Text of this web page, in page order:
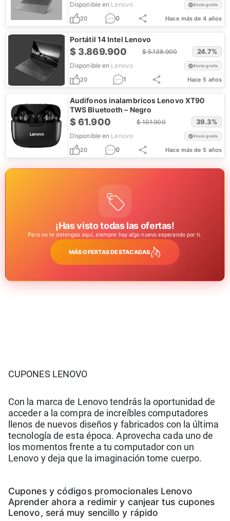
Disponible en Lenovo Envío gratis
20 0 Hace más de 4 años
Portátil 14 Intel Lenovo
$ 3.869.900 $5.138.900 24.7%
Disponible en Lenovo Envío gratis
20 1 Hace 5 años
Audifonos inalambricos Lenovo XT90
TWS Bluetooth – Negro
$61.900 $101.900 39.3%
Disponible en Lenovo Envío gratis
20 0 Hace más de 5 años
¡Has visto todas las ofertas!
Pero no te detengas aquí, siempre hay algo nuevo esperando por ti.
MÁS OFERTAS DESTACADAS
CUPONES LENOVO
Con la marca de Lenovo tendrás la oportunidad de
acceder a la compra de increíbles computadores
llenos de nuevos diseños y fabricados con la última
tecnología de esta época. Aprovecha cada uno de
los momentos frente a tu computador con un
Lenovo y deja que la imaginación tome cuerpo.
Cupones y códigos promocionales Lenovo
Aprender ahora a redimir y canjear tus cupones
Lenovo, será muy sencillo y rápido